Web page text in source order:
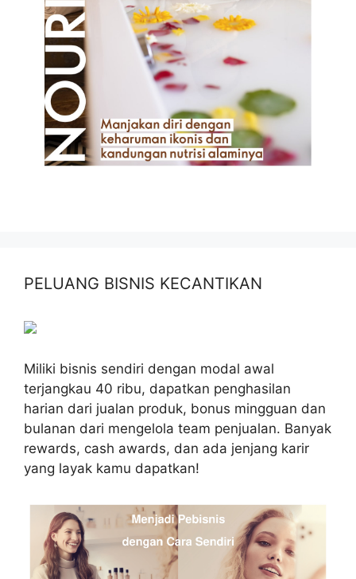
PELUANG BISNIS KECANTIKAN
Miliki bisnis sendiri dengan modal awal
terjangkau 40 ribu, dapatkan penghasilan
harian dari jualan produk, bonus mingguan dan
bulanan dari mengelola team penjualan. Banyak
rewards, cash awards, dan ada jenjang karir
yang layak kamu dapatkan!